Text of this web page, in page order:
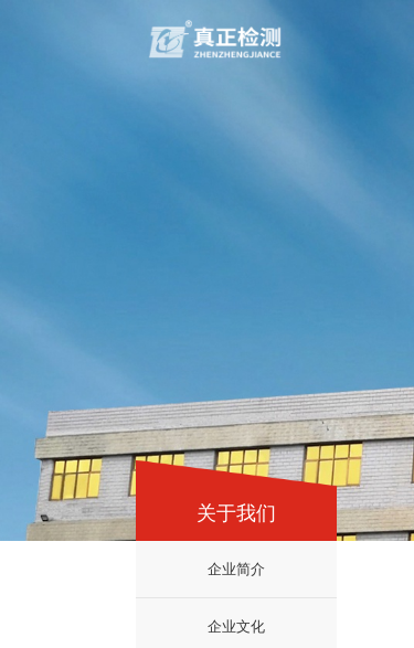
关于我们
企业简介
企业文化